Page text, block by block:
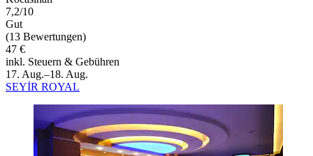
7,2/10
Gut
(13 Bewertungen)
47 €
inkl. Steuern & Gebühren
17. Aug.–18. Aug.
SEYİR ROYAL